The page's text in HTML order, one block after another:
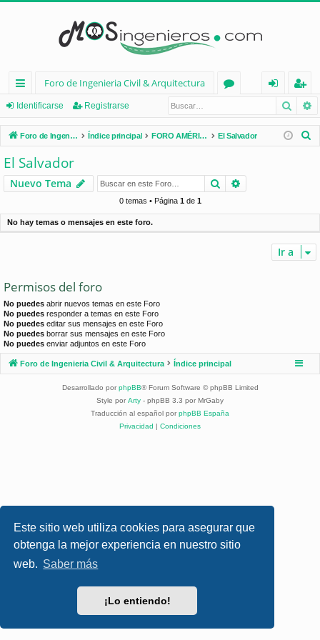
Este sitio web utiliza cookies para asegurar que
obtenga la mejor experiencia en nuestro sitio
web. Saber más
¡Lo entiendo!
nl
ac
es
rá
pi
d
Foro de Ingenieria Civil & Arquitectura
os
nt
ifi
e
eg
ist
ra
Identificarse Registrarse
Foro de Ingenieria Civil & Arquitectura Índice principal FORO AMÉRICA LATINA El Salvador
r
El Salvador
Nuevo Tema Buscar
0 temas • Página 1de 1
No hay temas o mensajes en este foro.
Ir a
Permisos del foro
No puedes abrir nuevos temas en este Foro
No puedes responder a temas en este Foro
No puedes editar sus mensajes en este Foro
No puedes borrar sus mensajes en este Foro
No puedes enviar adjuntos en este Foro
Foro de Ingenieria Civil & Arquitectura Índice principal
Desarrollado por phpBB® Forum Software © phpBB Limited
Style por Arty - phpBB 3.3 por MrGaby
Traducción al español por phpBB España
Privacidad | Condiciones